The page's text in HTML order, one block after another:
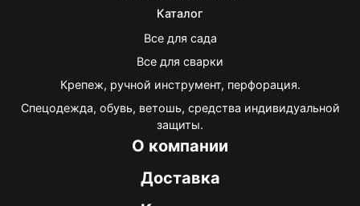
Каталог
Все для сада
Все для сварки
Крепеж, ручной инструмент, перфорация.
Спецодежда, обувь, ветошь, средства индивидуальной
защиты.
О компании
Доставка